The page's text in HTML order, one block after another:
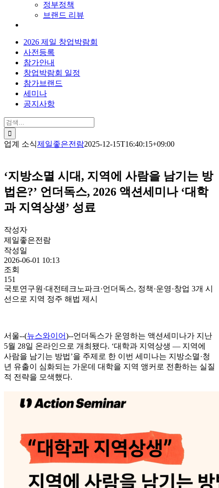
정부정책
브랜드 리뷰
2026 제일 창업박람회
사전등록
참가안내
창업박람회 일정
참가브랜드
세미나
공지사항
검
색:
업계 소식제일좋은전람2025-12-15T16:40:15+09:00
‘지방소멸 시대, 지역에 사람을 남기는 방
법은?’ 언더독스, 2026 액션세미나 ‘대학
과 지역상생’ 성료
작성자
제일좋은전람
작성일
2026-06-01 10:13
조회
151
국토연구원·대전테크노파크·언더독스, 정책·운영·창업 3개 시
선으로 지역 정주 해법 제시
서울--(뉴스와이어)--언더독스가 운영하는 액션세미나가 지난
5월 28일 온라인으로 개최됐다. ‘대학과 지역상생 — 지역에
사람을 남기는 방법’을 주제로 한 이번 세미나는 지방소멸·청
년 유출이 심화되는 가운데 대학을 지역 앵커로 전환하는 실질
적 전략을 모색했다.